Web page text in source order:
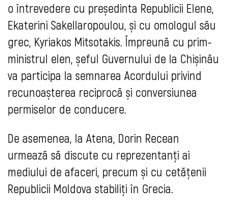
o întrevedere cu președinta Republicii Elene,
Ekaterini Sakellaropoulou, și cu omologul său
grec, Kyriakos Mitsotakis. Împreună cu prim-
ministrul elen, șeful Guvernului de la Chișinău
va participa la semnarea Acordului privind
recunoașterea reciprocă și conversiunea
permiselor de conducere.
De asemenea, la Atena, Dorin Recean
urmează să discute cu reprezentanți ai
mediului de afaceri, precum și cu cetățenii
Republicii Moldova stabiliți în Grecia.